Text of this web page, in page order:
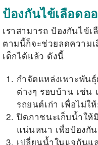
ป้องกันไข้เลือดอ
เราสามารถ ป้องกันไข้เ
ตามนี้ก็จะช่วยลดความเ
เด็กได้แล้ว ดังนี้
กำจัดแหล่งเพาะพัน
ต่างๆ รอบบ้าน เช่น
รถยนต์เก่า เพื่อไม่ใ
ปิดภาชนะเก็บน้ำให้
แน่นหนา เพื่อป้องกั
เปลี่ยนน้ำในแจกันแ